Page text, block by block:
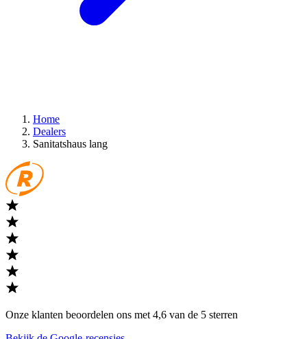
Home
Dealers
Sanitatshaus lang
Onze klanten beoordelen ons met 4,6 van de 5 sterren